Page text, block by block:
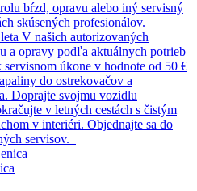
bŕzd, opravu alebo iný servisný
skúsených profesionálov.
V našich autorizovaných
a opravy podľa aktuálnych potrieb
úkone v hodnote od 50 €
do ostrekovačov a
Doprajte svojmu vozidlu
v letných cestách s čistým
v interiéri. Objednajte sa do
servisov.